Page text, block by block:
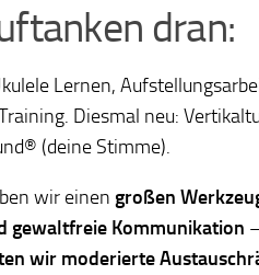
dran:
Lernen,
Diesmal neu:
(deine Stimme).
wir einen großen
gewaltfreie Kommunikation
wir moderierte